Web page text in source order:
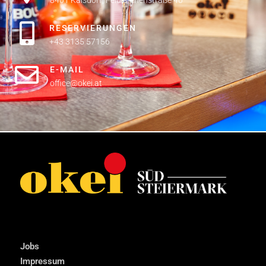
RESERVIERUNGEN
+43 3135 57156
E-MAIL
office@okei.at
Jobs
Impressum